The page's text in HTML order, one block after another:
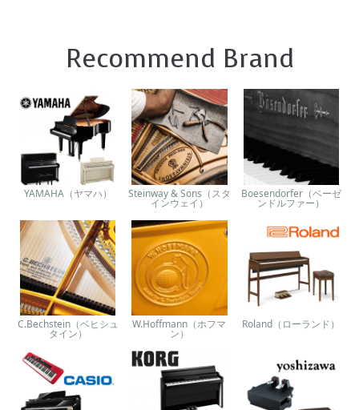
Recommend Brand
YAMAHA（ヤマハ） Steinway & Sons（スタ
インウェイ）
Boesendorfer（ベーゼ
ンドルファー）
C.Bechstein（ベヒシュ
タイン）
W.Hoffmann（ホフマ
ン）
Roland（ローランド）